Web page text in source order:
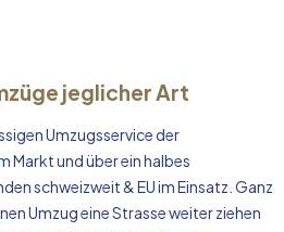
jeglicher Art
Umzugsservice der
Markt und über ein halbes
schweizweit & EU im Einsatz. Ganz
Umzug eine Strasse weiter ziehen